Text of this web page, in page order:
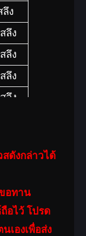
ลึง
ลึง
ลึง
ลึง
ลึง
ดังกล่าวได้
อทาน
อไว้ โปรด
เองเพื่อส่ง